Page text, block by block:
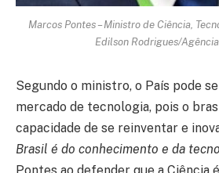
Marcos Pontes – Ministro de Ciência,
Edilson Rodrigues/
Segundo o ministro, o País pode
mercado de tecnologia, pois o
capacidade de se reinventar e
Brasil é do conhecimento e da